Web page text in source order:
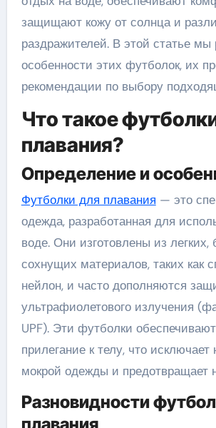
защищают кожу от солнца и
раздражителей. В этой статье
особенности этих футболок, их
рекомендации по выбору
Что такое
плавания?
Определение и
Футболки для плавания — это
одежда, разработанная для
воде. Они изготовлены из легких,
сохнущих материалов, таких как
нейлон, и часто дополняются
ультрафиолетового излучения
UPF). Эти футболки
прилегание к телу, что исключает
мокрой одежды и предотвращает
Разновидности